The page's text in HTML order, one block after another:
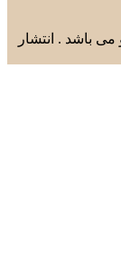
باشد . انتشار